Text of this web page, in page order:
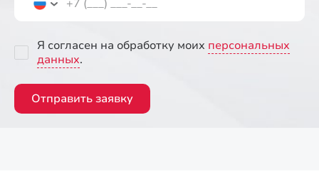
Я согласен на обработку моих персональных
данных.
Отправить заявку